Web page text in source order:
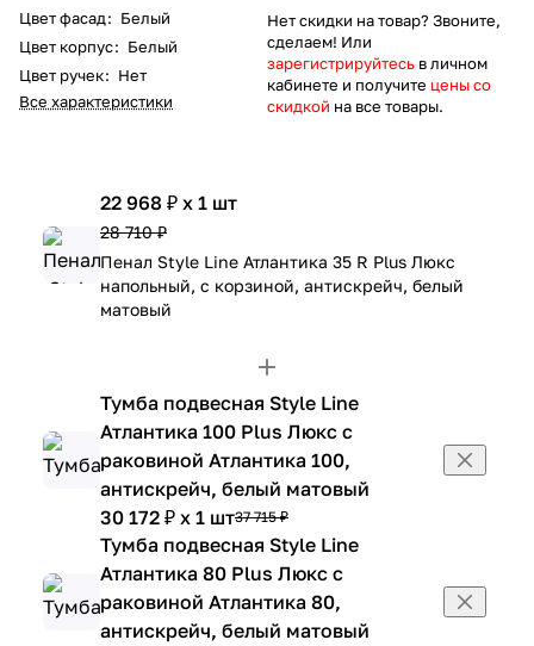
Цвет фасад: Белый
Цвет корпус: Белый
Цвет ручек: Нет
Все характеристики
Нет скидки на товар? Звоните,
сделаем! Или
зарегистрируйтесь в личном
кабинете и получите цены со
скидкой на все товары.
22 968 ₽ x 1 шт
28 710 ₽
Пенал Style Line Атлантика 35 R Plus Люкс
напольный, с корзиной, антискрейч, белый
матовый
Тумба подвесная Style Line
Атлантика 100 Plus Люкс с
раковиной Атлантика 100,
антискрейч, белый матовый
30 172 ₽ x 1 шт37 715 ₽
Тумба подвесная Style Line
Атлантика 80 Plus Люкс с
раковиной Атлантика 80,
антискрейч, белый матовый